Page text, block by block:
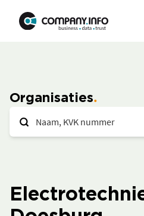
Organisaties